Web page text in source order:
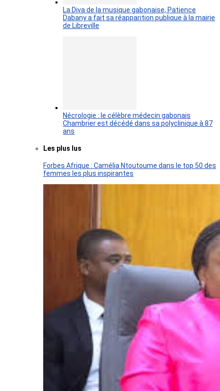
La Diva de la musique gabonaise, Patience
Dabany a fait sa réapparition publique à la mairie
de Libreville
Nécrologie : le célèbre médecin gabonais
Chambrier est décédé dans sa polyclinique à 87
ans
Les plus lus
Forbes Afrique : Camélia Ntoutoume dans le top 50 des
femmes les plus inspirantes